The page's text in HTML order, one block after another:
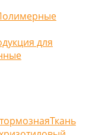
для
Ткань